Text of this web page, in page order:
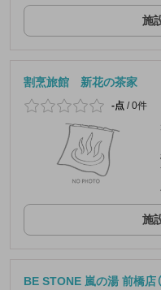
施
割烹旅館 新花の茶家
-点 /0件
施
BE STONE 嵐の湯 前橋店